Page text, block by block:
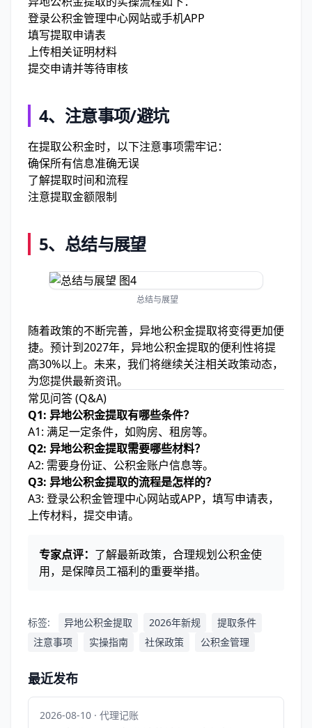
登录公积金管理中心网站或手机APP
填写提取申请表
上传相关证明材料
提交申请并等待审核
4、 注意事项/避坑
在提取公积金时，以下注意事项需牢记：
确保所有信息准确无误
了解提取时间和流程
注意提取金额限制
5、 总结与展望
总结与展望
随着政策的不断完善，异地公积金提取将变得更加便
捷。预计到2027年，异地公积金提取的便利性将提
高30%以上。未来，我们将继续关注相关政策动态，
为您提供最新资讯。
常见问答 (Q&A)
Q1: 异地公积金提取有哪些条件？
A1: 满足一定条件，如购房、租房等。
Q2: 异地公积金提取需要哪些材料？
A2: 需要身份证、公积金账户信息等。
Q3: 异地公积金提取的流程是怎样的？
A3: 登录公积金管理中心网站或APP，填写申请表，
上传材料，提交申请。
专家点评： 了解最新政策，合理规划公积金使
用，是保障员工福利的重要举措。
标签: 异地公积金提取 2026年新规
提取条件
注意事项
实操指南 社保政策 公积金管理
最近发布
2026-08-10 · 代理记账